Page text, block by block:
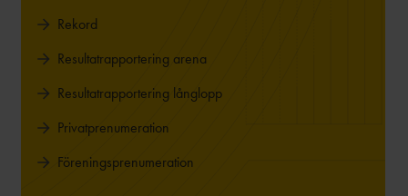
Rekord
Resultatrapportering arena
Resultatrapportering långlopp
Privatprenumeration
Föreningsprenumeration